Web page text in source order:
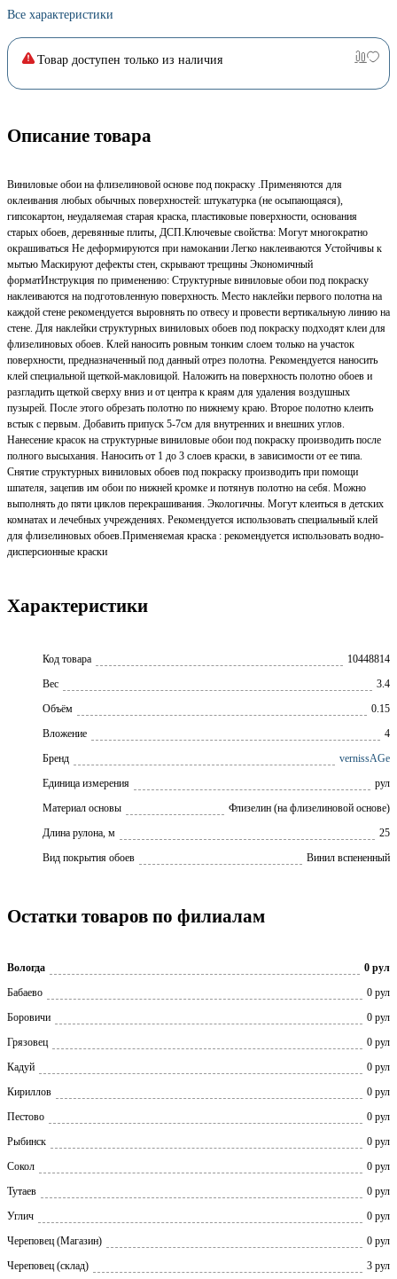
Все характеристики
Товар доступен только из наличия
Описание товара
Виниловые обои на флизелиновой основе под покраску .Применяются для
оклеивания любых обычных поверхностей: штукатурка (не осыпающаяся),
гипсокартон, неудаляемая старая краска, пластиковые поверхности, основания
старых обоев, деревянные плиты, ДСП.Ключевые свойства: Могут многократно
окрашиваться Не деформируются при намокании Легко наклеиваются Устойчивы к
мытью Маскируют дефекты стен, скрывают трещины Экономичный
форматИнструкция по применению: Структурные виниловые обои под покраску
наклеиваются на подготовленную поверхность. Место наклейки первого полотна на
каждой стене рекомендуется выровнять по отвесу и провести вертикальную линию на
стене. Для наклейки структурных виниловых обоев под покраску подходят клеи для
флизелиновых обоев. Клей наносить ровным тонким слоем только на участок
поверхности, предназначенный под данный отрез полотна. Рекомендуется наносить
клей специальной щеткой-макловицой. Наложить на поверхность полотно обоев и
разгладить щеткой сверху вниз и от центра к краям для удаления воздушных
пузырей. После этого обрезать полотно по нижнему краю. Второе полотно клеить
встык с первым. Добавить припуск 5-7см для внутренних и внешних углов.
Нанесение красок на структурные виниловые обои под покраску производить после
полного высыхания. Наносить от 1 до 3 слоев краски, в зависимости от ее типа.
Снятие структурных виниловых обоев под покраску производить при помощи
шпателя, зацепив им обои по нижней кромке и потянув полотно на себя. Можно
выполнять до пяти циклов перекрашивания. Экологичны. Могут клеиться в детских
комнатах и лечебных учреждениях. Рекомендуется использовать специальный клей
для флизелиновых обоев.Применяемая краска : рекомендуется использовать водно-
дисперсионные краски
Характеристики
Код товара
10448814
Вес
3.4
Объём
0.15
Вложение
4
Бренд
vernissAGe
Единица измерения
рул
Материал основы
Флизелин (на флизелиновой основе)
Длина рулона, м
25
Вид покрытия обоев
Винил вспененный
Остатки товаров по филиалам
Вологда
0 рул
Бабаево
0 рул
Боровичи
0 рул
Грязовец
0 рул
Кадуй
0 рул
Кириллов
0 рул
Пестово
0 рул
Рыбинск
0 рул
Сокол
0 рул
Тутаев
0 рул
Углич
0 рул
Череповец (Магазин)
0 рул
Череповец (склад)
3 рул